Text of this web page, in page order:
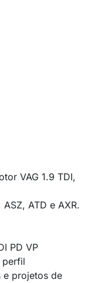
VAG 1.9 TDI,
ASZ, ATD e AXR.
PD VP
perfil
e projetos de